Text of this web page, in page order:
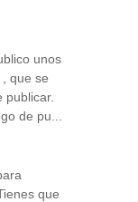
unos
que se
publicar.
de pu...
que